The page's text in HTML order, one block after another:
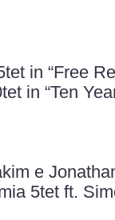
in “Free
in “Ten
e
5tet ft.